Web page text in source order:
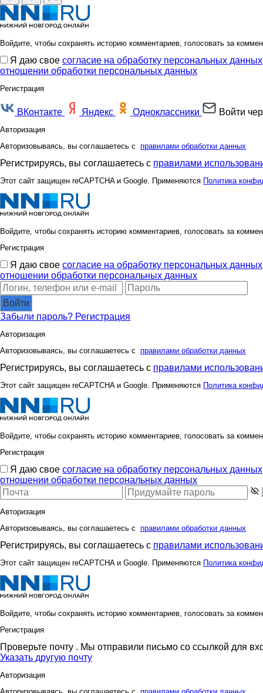
Войдите, чтобы сохранять историю комментариев, голосовать за
Я даю свое согласие на обработку персональных данных
отношении обработки персональных данных
Регистрация
ВКонтакте Яндекс Одноклассники Войти
Авторизация
Авторизовываясь, вы соглашаетесь с правилами обработки данных
Регистрируясь, вы соглашаетесь с правилами
Этот сайт защищен reCAPTCHA и Google. Применяются Политика
Войдите, чтобы сохранять историю комментариев, голосовать за
Регистрация
Я даю свое согласие на обработку персональных данных
отношении обработки персональных данных
Войти
Забыли пароль? Регистрация
Авторизация
Авторизовываясь, вы соглашаетесь с правилами обработки данных
Регистрируясь, вы соглашаетесь с правилами
Этот сайт защищен reCAPTCHA и Google. Применяются Политика
Войдите, чтобы сохранять историю комментариев, голосовать за
Регистрация
Я даю свое согласие на обработку персональных данных
отношении обработки персональных данных
Авторизация
Авторизовываясь, вы соглашаетесь с правилами обработки данных
Регистрируясь, вы соглашаетесь с правилами
Этот сайт защищен reCAPTCHA и Google. Применяются Политика
Войдите, чтобы сохранять историю комментариев, голосовать за
Регистрация
Проверьте почту . Мы отправили письмо со ссылкой для
Указать другую почту
Авторизация